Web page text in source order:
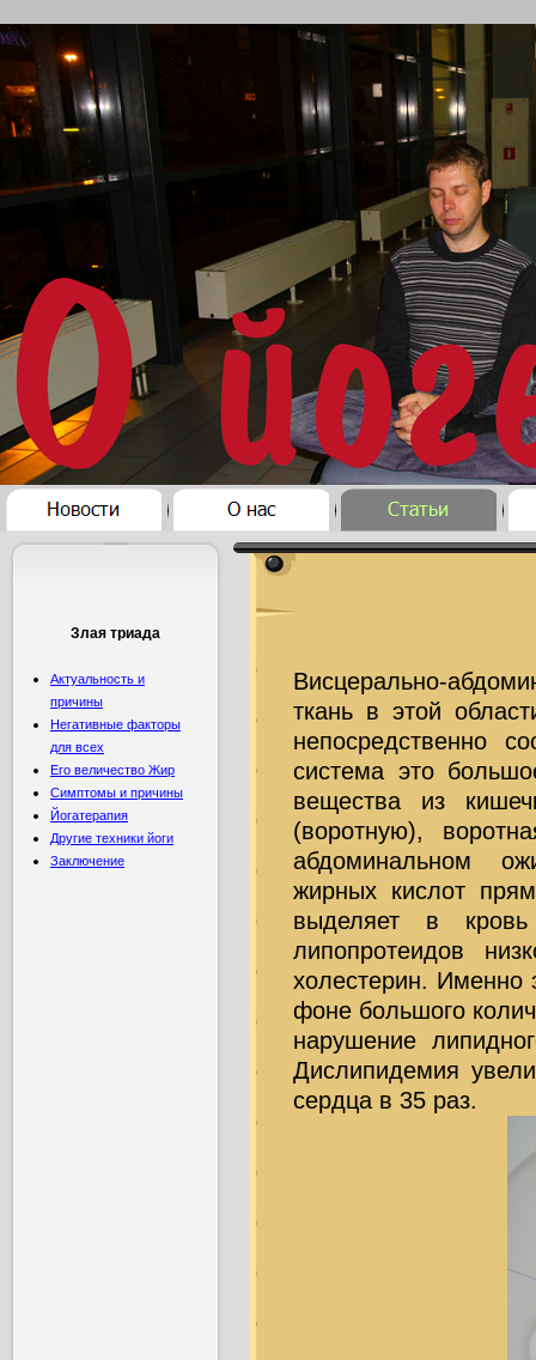
Злая триада
Актуальность и
причины
Негативные факторы
для всех
Его величество Жир
Симптомы и причины
Йогатерапия
Другие техники йоги
Заключение
Висцерально-
ткань в этой
непосредственно
система это
вещества из
(воротную),
абдоминальном
жирных кислот
выделяет в
липопротеидов
холестерин. Именно
фоне большого
нарушение
Дислипидемия
сердца в 35 раз.